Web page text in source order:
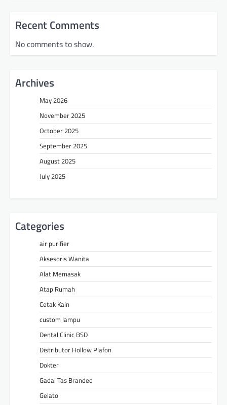
Recent Comments
No comments to show.
Archives
May 2026
November 2025
October 2025
September 2025
August 2025
July 2025
Categories
air purifier
Aksesoris Wanita
Alat Memasak
Atap Rumah
Cetak Kain
custom lampu
Dental Clinic BSD
Distributor Hollow Plafon
Dokter
Gadai Tas Branded
Gelato